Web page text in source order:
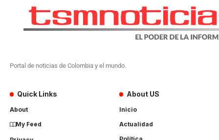
Portal de noticias de Colombia y el mundo.
Quick Links
About
My Feed
About US
Inicio
Actualidad